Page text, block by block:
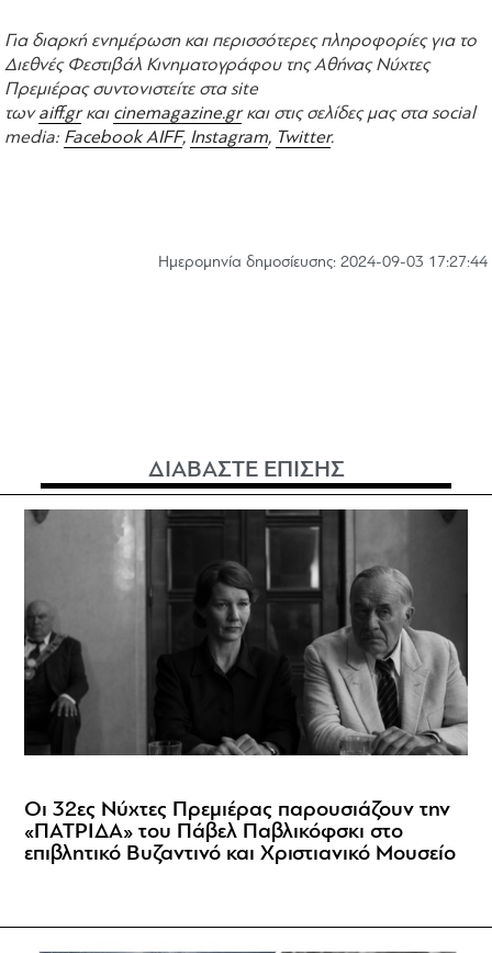
Για διαρκή ενημέρωση και περισσότερες πληροφορίες για το
Διεθνές Φεστιβάλ Κινηματογράφου της Αθήνας Νύχτες
Πρεμιέρας συντονιστείτε στα site
τωνaiff.grκαι cinemagazine.grκαι στις σελίδες μας στα social
media: Facebook AIFF, Instagram, Twitter.
Hμερομηνία δημοσίευσης: 2024-09-03 17:27:44
ΔΙΑΒΑΣΤΕ ΕΠΙΣΗΣ
Οι 32ες Νύχτες Πρεμιέρας παρουσιάζουν την
«ΠΑΤΡΙΔΑ» του Πάβελ Παβλικόφσκι στο
επιβλητικό Βυζαντινό και Χριστιανικό Μουσείο